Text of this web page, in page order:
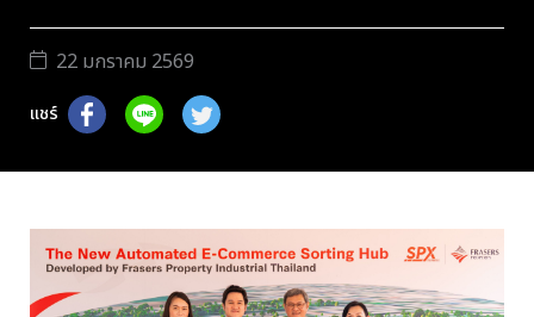
22 มกราคม 2569
แชร์